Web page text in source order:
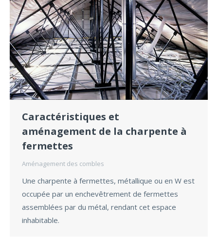
Caractéristiques et
aménagement de la charpente à
fermettes
Aménagement des combles
Une charpente à fermettes, métallique ou en W est
occupée par un enchevêtrement de fermettes
assemblées par du métal, rendant cet espace
inhabitable.